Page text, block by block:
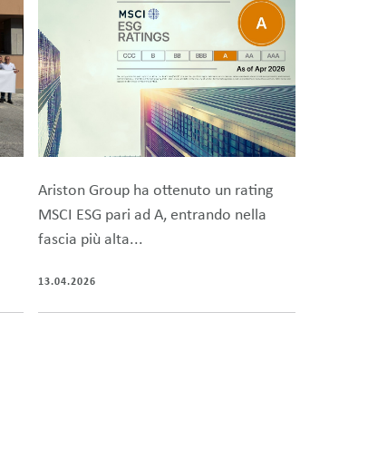
Ariston Group ha ottenuto un rating
MSCI ESG pari ad A, entrando nella
fascia più alta...
13.04.2026